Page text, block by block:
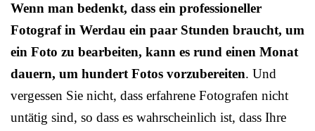
Wenn man bedenkt, dass ein professioneller
Fotograf in Werdau ein paar Stunden braucht, um
ein Foto zu bearbeiten, kann es rund einen Monat
dauern, um hundert Fotos vorzubereiten. Und
vergessen Sie nicht, dass erfahrene Fotografen nicht
untätig sind, so dass es wahrscheinlich ist, dass Ihre